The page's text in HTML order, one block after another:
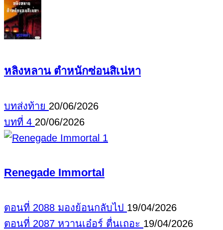
หลิงหลาน ตำหนักซ่อนสิเน่หา
บทส่งท้าย 20/06/2026
บทที่ 4 20/06/2026
Renegade Immortal
ตอนที่ 2088 มองย้อนกลับไป 19/04/2026
ตอนที่ 2087 หวานเอ๋อร์ ตื่นเถอะ 19/04/2026